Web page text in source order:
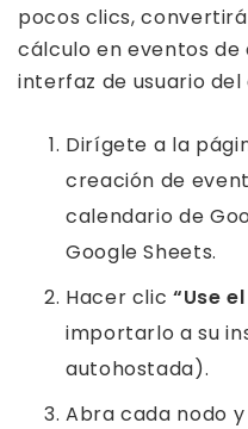
pocos clics,
cálculo en eventos
interfaz de usuario
Dirígete a la
creación de
calendario de
Google Sheets.
Hacer clic“Use
importarlo a su
autohostada).
Abra cada nodo